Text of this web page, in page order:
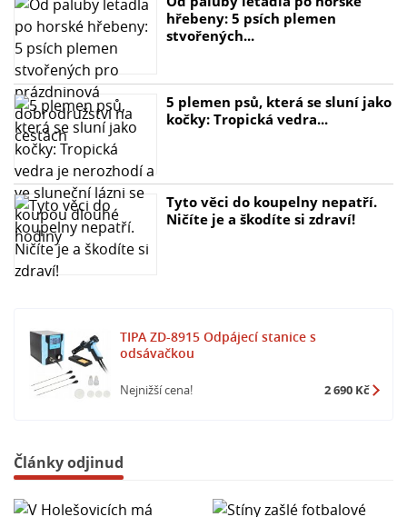
hřebeny: 5 psích plemen
stvořených...
5 plemen psů, která se sluní jako
kočky: Tropická vedra...
Tyto věci do koupelny nepatří.
Ničíte je a škodíte si zdraví!
TIPA ZD-8915 Odpájecí stanice s
odsávačkou
Nejnižší cena! 2 690 Kč
Články odjinud